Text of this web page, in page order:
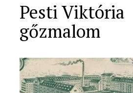
Pesti Viktória
gőzmalom